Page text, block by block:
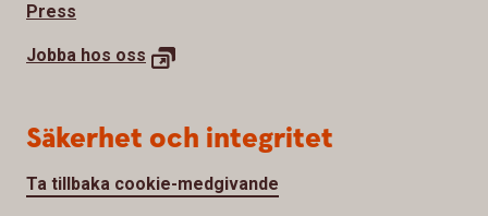
Press
Jobba hos oss
Säkerhet och integritet
Ta tillbaka cookie-medgivande